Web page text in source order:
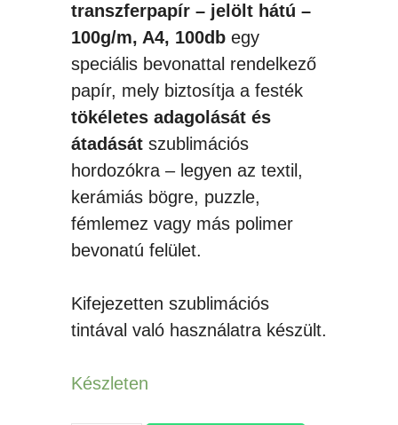
transzferpapír – jelölt hátú –
100g/m, A4, 100db egy
speciális bevonattal rendelkező
papír, mely biztosítja a festék
tökéletes adagolását és
átadását szublimációs
hordozókra – legyen az textil,
kerámiás bögre, puzzle,
fémlemez vagy más polimer
bevonatú felület.
Kifejezetten szublimációs
tintával való használatra készült.
Készleten